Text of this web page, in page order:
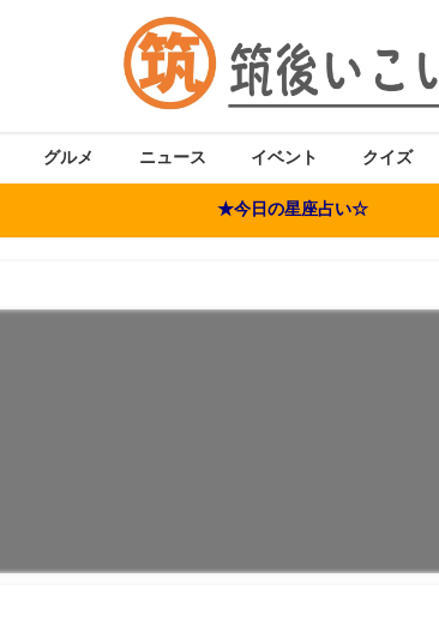
グルメ ニュース イベント クイズ
★今日の星座占い☆